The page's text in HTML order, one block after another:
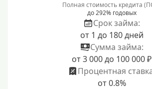
Полная стоимость кредита
до 292% годовых
Срок займа:
от 1 до 180 дней
Сумма займа:
от 3 000 до 100 000 ₽
Процентная
от 0.8%